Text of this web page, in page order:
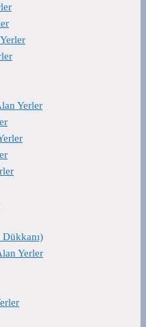
Yerler
Yerler